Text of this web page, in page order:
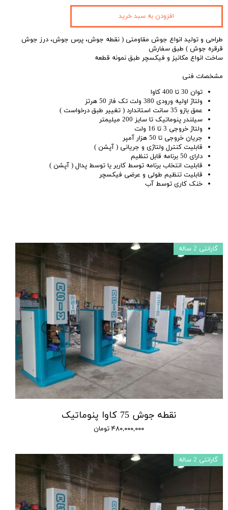
طراحی و تولید انواع جوش مقاومتی ( نقطه جوش، پرس جوش، درز جوش
قرقره جوش ) طبق سفارش
ساخت انواع مکانیز و فیکسچر طبق نمونه قطعه
مشخصات فنی
توان 30 تا 400 کاوا
ولتاژ اولیه ورودی 380 ولت تک فاز 50 هرتز
عمق بازو 35 سانت استاندارد ( تغییر طبق درخواست )
سیلندر پنوماتیک تا سایز 200 میلیمتر
ولتاژ خروجی 3 تا 16 ولت
جریان خروجی تا 50 هزار آمپر
قابلیت کنترل ولتاژی و جریانی ( آپشن )
دارای 50 برنامه قابل تنظیم
قابلیت انتخاب برنامه توسط کاربر یا توسط پدال ( آپشن )
قابلیت تنظیم طولی و عرضی فیکسچر
خنک کاری توسط آب
افزودن به سبد خرید
نقطه جوش 75 کاوا پنوماتیک
۴۸۰,۰۰۰,۰۰۰ تومان
گارانتی 2 ساله
گارانتی 2 ساله